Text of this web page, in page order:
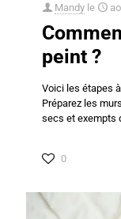
Mandy le
peint ?
Voici les étapes
Préparez les
secs et exempts
0